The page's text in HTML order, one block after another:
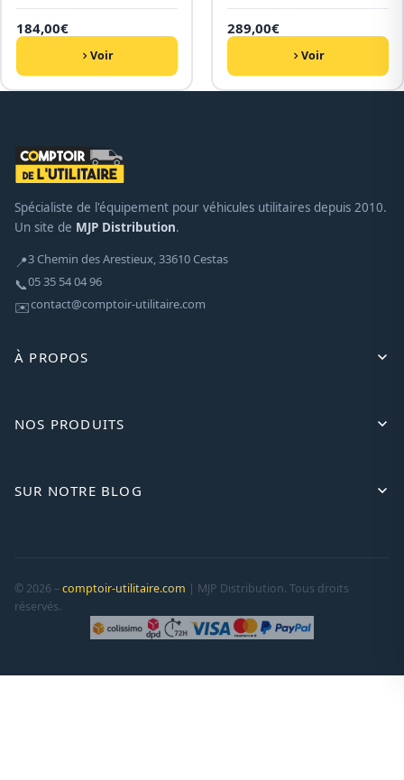
184,00€
Voir
289,00€
Voir
Spécialiste de l'équipement pour véhicules utilitaires depuis 2010.
Un site de MJP Distribution.
📍3 Chemin des Arestieux, 33610 Cestas
📞05 35 54 04 96
✉️contact@comptoir-utilitaire.com
À PROPOS
NOS PRODUITS
SUR NOTRE BLOG
© 2026 –comptoir-utilitaire.com | MJP Distribution. Tous droits
réservés.